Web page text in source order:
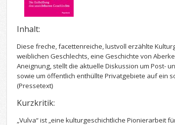
Inhalt:
Diese freche, facettenreiche, lustvoll erzählte
weiblichen Geschlechts, eine Geschichte von
Aneignung, stellt die aktuelle Diskussion um Post-
sowie um öffentlich enthüllte Privatgebiete auf ein
(Pressetext)
Kurzkritik:
„Vulva“ ist „eine kulturgeschichtliche Pionierarbeit